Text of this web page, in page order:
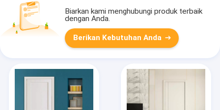
Biarkan kami menghubungi produk terbaik
dengan Anda.
Berikan Kebutuhan Anda